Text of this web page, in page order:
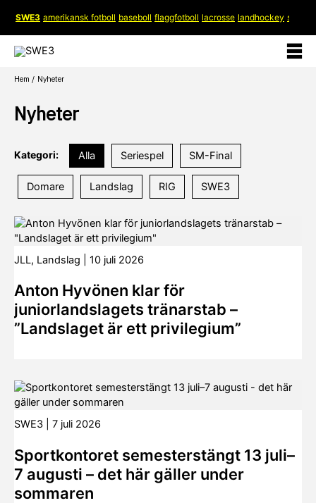
innehåll
SWE3 amerikansk fotboll baseboll flaggfotboll lacrosse landhockey softboll
Hem Nyheter
Nyheter
Kategori: Alla Seriespel SM-Final
Domare Landslag RIG SWE3
JLL, Landslag 10 juli 2026
Anton Hyvönen klar för
juniorlandslagets tränarstab –
”Landslaget är ett privilegium”
SWE3 7 juli 2026
Sportkontoret semesterstängt 13 juli–
7 augusti – det här gäller under
sommaren